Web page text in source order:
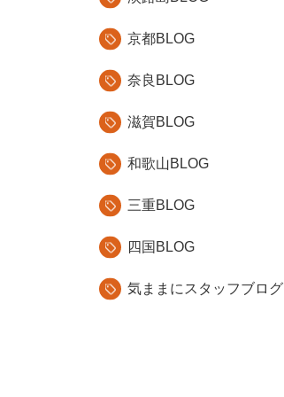
京都BLOG
奈良BLOG
滋賀BLOG
和歌山BLOG
三重BLOG
四国BLOG
気ままにスタッフブログ